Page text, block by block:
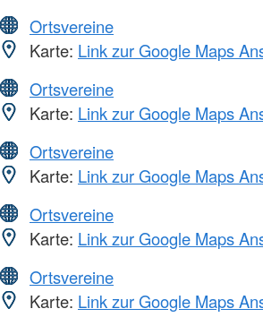
Ortsvereine
Karte: Link zur Google Maps
Ortsvereine
Karte: Link zur Google Maps
Ortsvereine
Karte: Link zur Google Maps
Ortsvereine
Karte: Link zur Google Maps
Ortsvereine
Karte: Link zur Google Maps